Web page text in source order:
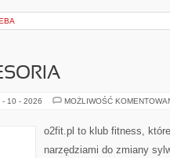
- 10 - 2026 MOŻLIWOŚĆ
o2fit.pl to klub fitness,
narzędziami do zmiany